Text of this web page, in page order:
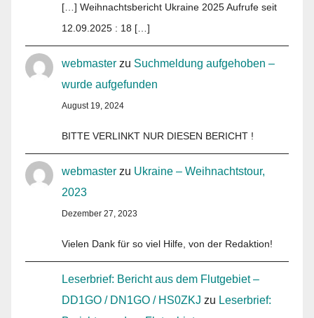
[…] Weihnachtsbericht Ukraine 2025 Aufrufe seit
12.09.2025 : 18 […]
webmaster zu Suchmeldung aufgehoben –
wurde aufgefunden
August 19, 2024
BITTE VERLINKT NUR DIESEN BERICHT !
webmaster zu Ukraine – Weihnachtstour,
2023
Dezember 27, 2023
Vielen Dank für so viel Hilfe, von der Redaktion!
Leserbrief: Bericht aus dem Flutgebiet –
DD1GO / DN1GO / HS0ZKJ zu Leserbrief: